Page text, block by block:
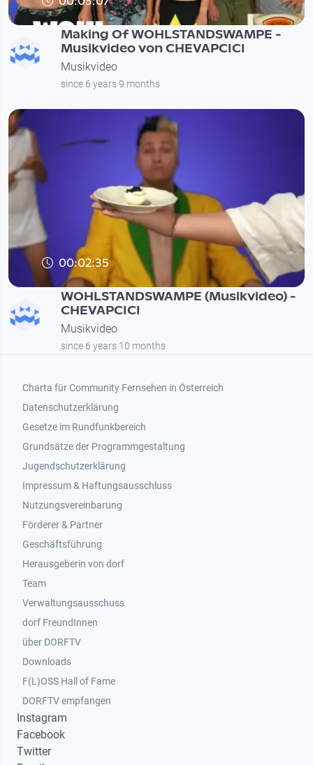
Making Of WOHLSTANDSWAMPE -
Musikvideo von CHEVAPCICI
Musikvideo
since 6 years 9 months
00:02:35
WOHLSTANDSWAMPE (Musikvideo) -
CHEVAPCICI
Musikvideo
since 6 years 10 months
Footer 1
Charta für Community Fernsehen in Österreich
Datenschutzerklärung
Gesetze im Rundfunkbereich
Grundsätze der Programmgestaltung
Jugendschutzerklärung
Impressum & Haftungsausschluss
Nutzungsvereinbarung
Footer 2
Förderer & Partner
Geschäftsführung
Herausgeberin von dorf
Team
Verwaltungsausschuss
dorf FreundInnen
Footer 3
über DORFTV
Downloads
F(L)OSS Hall of Fame
Footer 4
DORFTV empfangen
Instagram
Facebook
Twitter